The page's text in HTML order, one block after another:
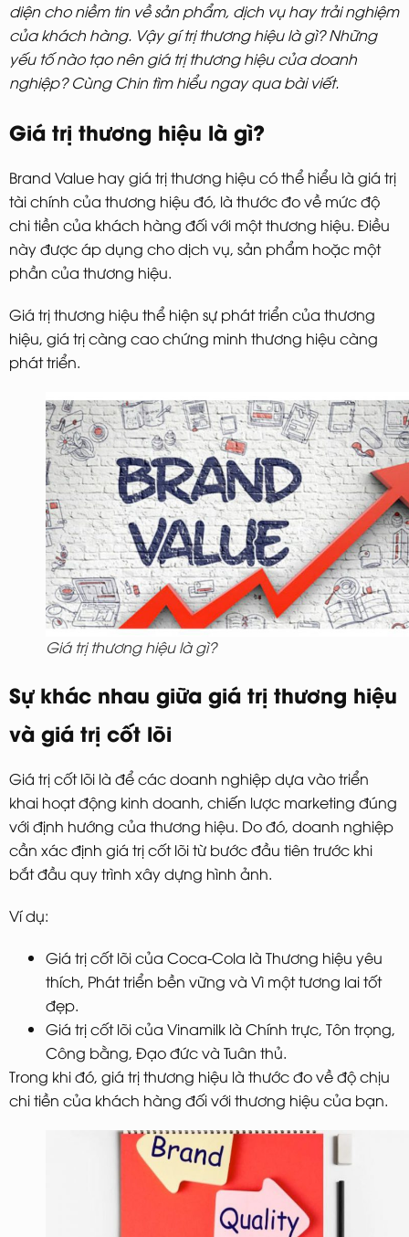
diện cho niềm tin về sản phẩm, dịch vụ hay trải nghiệm
của khách hàng. Vậy gí trị thương hiệu là gì? Những
yếu tố nào tạo nên giá trị thương hiệu của doanh
nghiệp? Cùng Chin tìm hiểu ngay qua bài viết.
Giá trị thương hiệu là gì?
Brand Value hay giá trị thương hiệu có thể hiểu là giá trị
tài chính của thương hiệu đó, là thước đo về mức độ
chi tiền của khách hàng đối với một thương hiệu. Điều
này được áp dụng cho dịch vụ, sản phẩm hoặc một
phần của thương hiệu.
Giá trị thương hiệu thể hiện sự phát triển của thương
hiệu, giá trị càng cao chứng minh thương hiệu càng
phát triển.
Giá trị thương hiệu là gì?
Sự khác nhau giữa giá trị thương hiệu
và giá trị cốt lõi
Giá trị cốt lõi là để các doanh nghiệp dựa vào triển
khai hoạt động kinh doanh, chiến lược marketing đúng
với định hướng của thương hiệu. Do đó, doanh nghiệp
cần xác định giá trị cốt lõi từ bước đầu tiên trước khi
bắt đầu quy trình xây dựng hình ảnh.
Ví dụ:
Giá trị cốt lõi của Coca-Cola là Thương hiệu yêu
thích, Phát triển bền vững và Vì một tương lai tốt
đẹp.
Giá trị cốt lõi của Vinamilk là Chính trực, Tôn trọng,
Công bằng, Đạo đức và Tuân thủ.
Trong khi đó, giá trị thương hiệu là thước đo về độ chịu
chi tiền của khách hàng đối với thương hiệu của bạn.